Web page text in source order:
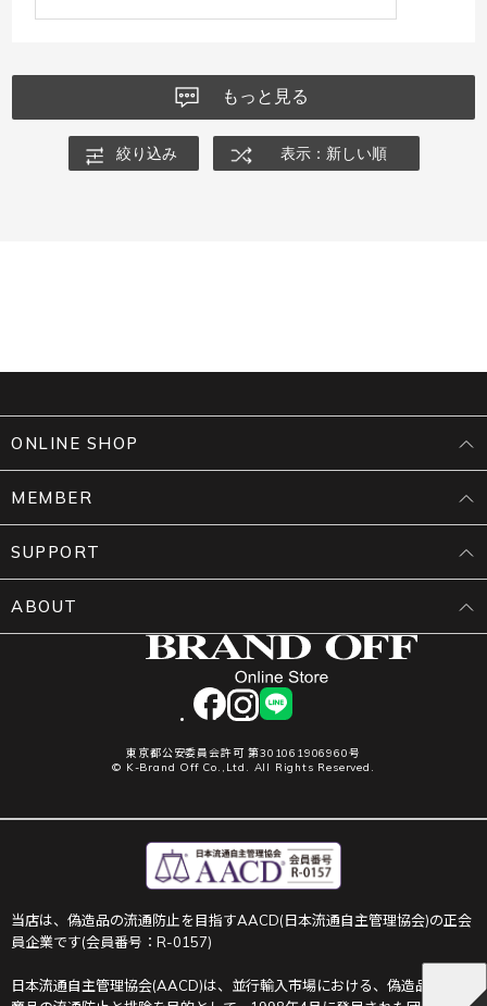
もっと見る
絞り込み 表示：新しい順
facebookinstagram
LINE
東京都公安委員会許可 第301061906960号
© K-Brand Off Co.,Ltd. All Rights Reserved.
ONLINE SHOP
MEMBER
SUPPORT
ABOUT
当店は、偽造品の流通防止を目指すAACD(日本流通自主管理協会)の正会
員企業です(会員番号：R-0157)
日本流通自主管理協会(AACD)は、並行輸入市場における、偽造品や不正